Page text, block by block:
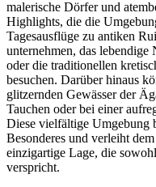
malerische Dörfer und
Highlights, die die
Tagesausflüge zu antiken
unternehmen, das lebendige
oder die traditionellen
besuchen. Darüber hinaus
glitzernden Gewässer der
Tauchen oder bei einer
Diese vielfältige Umgebung
Besonderes und verleiht
einzigartige Lage, die
verspricht.